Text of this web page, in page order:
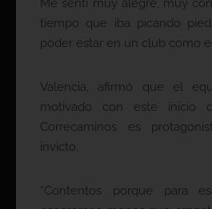
Me sentí muy alegre, muy
tiempo que iba picando
poder estar en un club como
Valencia, afirmó que el
motivado con este inicio
Correcaminos es
invicto.
“Contentos porque para